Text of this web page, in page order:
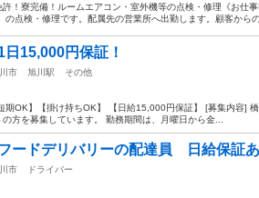
許！寮完備！ルームエアコン・室外機等の点検・修理《お仕
点検・修理です。配属先の営業所へ出勤します。顧客から
15,000円保証！
市 旭川駅
その他
期OK】【掛け持ちOK】 【日給15,000円保証】 [募集内容]
方を募集しています。 勤務期間は、月曜日から金...
ードデリバリーの配達員 日給保証
市
ドライバー